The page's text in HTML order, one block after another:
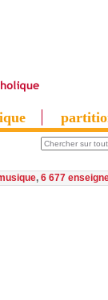
, 6 677